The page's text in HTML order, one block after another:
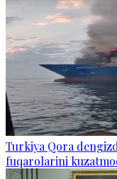
Turkiya Qora
fuqarolarini